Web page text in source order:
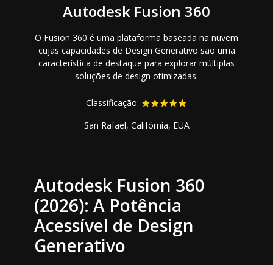
Autodesk Fusion 360
O Fusion 360 é uma plataforma baseada na nuvem
cujas capacidades de Design Generativo são uma
característica de destaque para explorar múltiplas
soluções de design otimizadas.
Classificação:
San Rafael, Califórnia, EUA
Autodesk Fusion 360
(2026): A Potência
Acessível de Design
Generativo